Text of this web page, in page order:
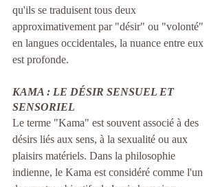
qu'ils se traduisent tous deux
approximativement par "désir" ou "volonté"
en langues occidentales, la nuance entre eux
est profonde.
KAMA : LE DÉSIR SENSUEL ET
SENSORIEL
Le terme "Kama" est souvent associé à des
désirs liés aux sens, à la sexualité ou aux
plaisirs matériels. Dans la philosophie
indienne, le Kama est considéré comme l'un